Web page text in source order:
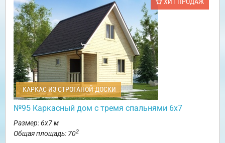
КАРКАС ИЗ СТРОГАНОЙ ДОСКИ
№95 Каркасный дом с тремя спальнями 6х7
Размер: 6х7 м
Общая площадь: 702